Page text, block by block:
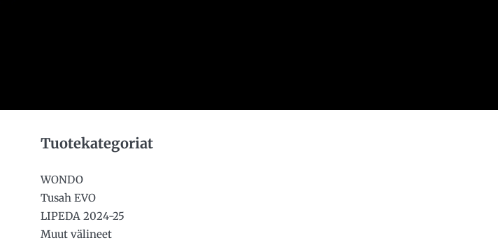
Tuotekategoriat
WONDO
Tusah EVO
LIPEDA 2024-25
Muut välineet